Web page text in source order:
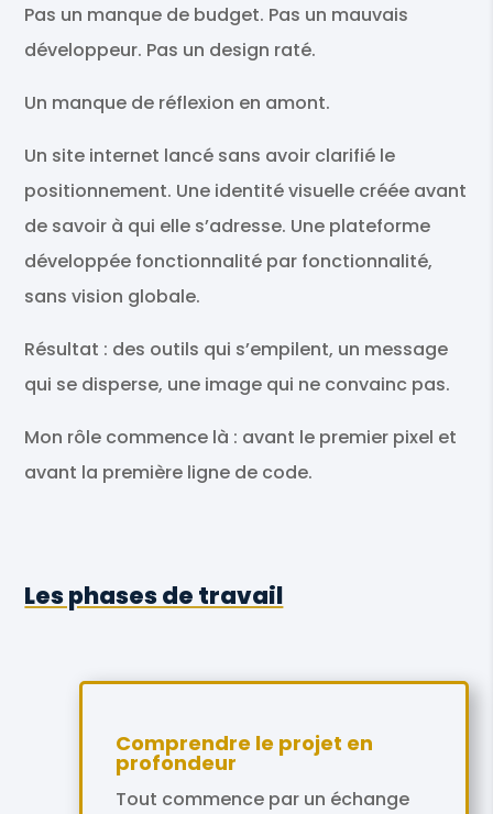
Pas un manque de budget. Pas un mauvais
développeur. Pas un design raté.
Un manque de réflexion en amont.
Un site internet lancé sans avoir clarifié le
positionnement. Une identité visuelle créée avant
de savoir à qui elle s’adresse. Une plateforme
développée fonctionnalité par fonctionnalité,
sans vision globale.
Résultat : des outils qui s’empilent, un message
qui se disperse, une image qui ne convainc pas.
Mon rôle commence là : avant le premier pixel et
avant la première ligne de code.
Les phases de travail
Comprendre le projet en
profondeur
Tout commence par un échange